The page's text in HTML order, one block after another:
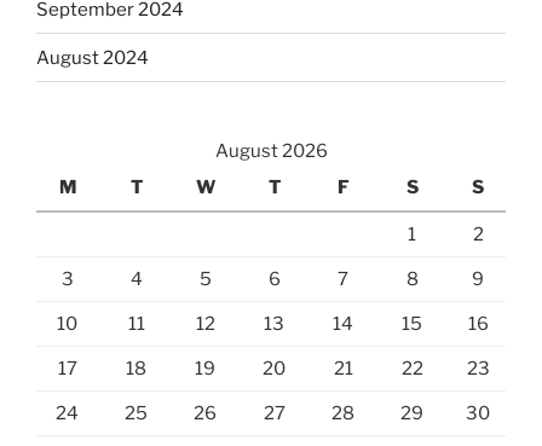
September 2024
August 2024
August 2026
M
T W T F S S
1 2
3 4 5 6 7 8 9
10 11 12 13 14 15 16
17 18 19 20 21 22 23
24 25 26 27 28 29 30